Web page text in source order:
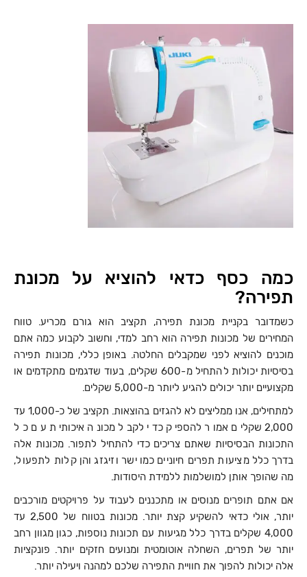
כמה כסף כדאי להוציא על מכונת
תפירה?
כשמדובר בקניית מכונת תפירה, תקציב הוא גורם מכריע. טווח
המחירים של מכונות תפירה הוא רחב למדי, וחשוב לקבוע כמה אתם
מוכנים להוציא לפני שמקבלים החלטה. באופן כללי, מכונות תפירה
בסיסיות יכולות להתחיל מ-600 שקלים, בעוד שדגמים מתקדמים או
מקצועיים יותר יכולים להגיע ליותר מ-5,000 שקלים.
למתחילים, אנו ממליצים לא להגזים בהוצאות. תקציב של כ-1,000 עד
2,000 שקלים אמור להספיק כדי לקבל מכונה איכותית עם כל
התכונות הבסיסיות שאתם צריכים כדי להתחיל לתפור. מכונות אלה
בדרך כלל מציעות תפרים חיוניים כמו ישר וזיגזג והן קלות לתפעול,
מה שהופך אותן למושלמות ללמידת היסודות.
אם אתם תופרים מנוסים או מתכננים לעבוד על פרויקטים מורכבים
יותר, אולי כדאי להשקיע קצת יותר. מכונות בטווח של 2,500 עד
4,000 שקלים בדרך כלל מגיעות עם תכונות נוספות, כגון מגוון רחב
יותר של תפרים, השחלה אוטומטית ומנועים חזקים יותר. פונקציות
אלה יכולות להפוך את חוויית התפירה שלכם למהנה ויעילה יותר.